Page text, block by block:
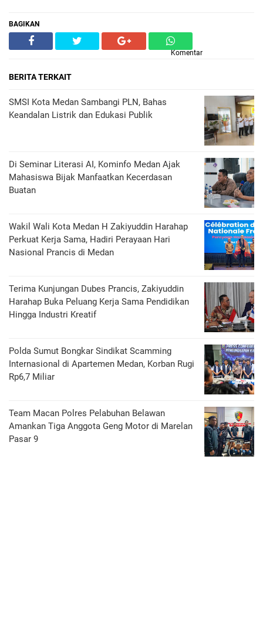
BAGIKAN
Komentar
BERITA TERKAIT
SMSI Kota Medan Sambangi PLN, Bahas
Keandalan Listrik dan Edukasi Publik
Di Seminar Literasi AI, Kominfo Medan Ajak
Mahasiswa Bijak Manfaatkan Kecerdasan
Buatan
Wakil Wali Kota Medan H Zakiyuddin Harahap
Perkuat Kerja Sama, Hadiri Perayaan Hari
Nasional Prancis di Medan
Terima Kunjungan Dubes Prancis, Zakiyuddin
Harahap Buka Peluang Kerja Sama Pendidikan
Hingga Industri Kreatif
Polda Sumut Bongkar Sindikat Scamming
Internasional di Apartemen Medan, Korban Rugi
Rp6,7 Miliar
Team Macan Polres Pelabuhan Belawan
Amankan Tiga Anggota Geng Motor di Marelan
Pasar 9